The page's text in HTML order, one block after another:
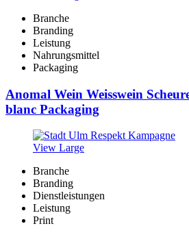
Branche
Branding
Leistung
Nahrungsmittel
Packaging
Anomal Wein Weisswein
blanc Packaging
View Large
Branche
Branding
Dienstleistungen
Leistung
Print